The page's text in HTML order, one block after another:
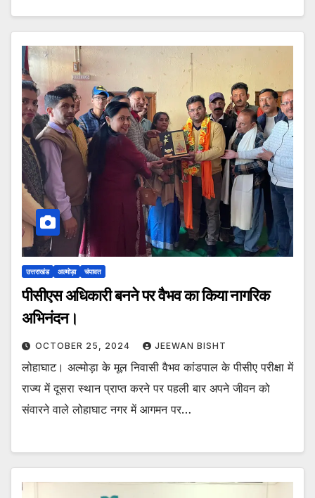
उत्तराखंड अल्मोड़ा चंपावत
पीसीएस अधिकारी बनने पर वैभव का किया नागरिक
अभिनंदन।
OCTOBER 25, 2024 JEEWAN BISHT
लोहाघाट। अल्मोड़ा के मूल निवासी वैभव कांडपाल के पीसीए परीक्षा में
राज्य में दूसरा स्थान प्राप्त करने पर पहली बार अपने जीवन को
संवारने वाले लोहाघाट नगर में आगमन पर…